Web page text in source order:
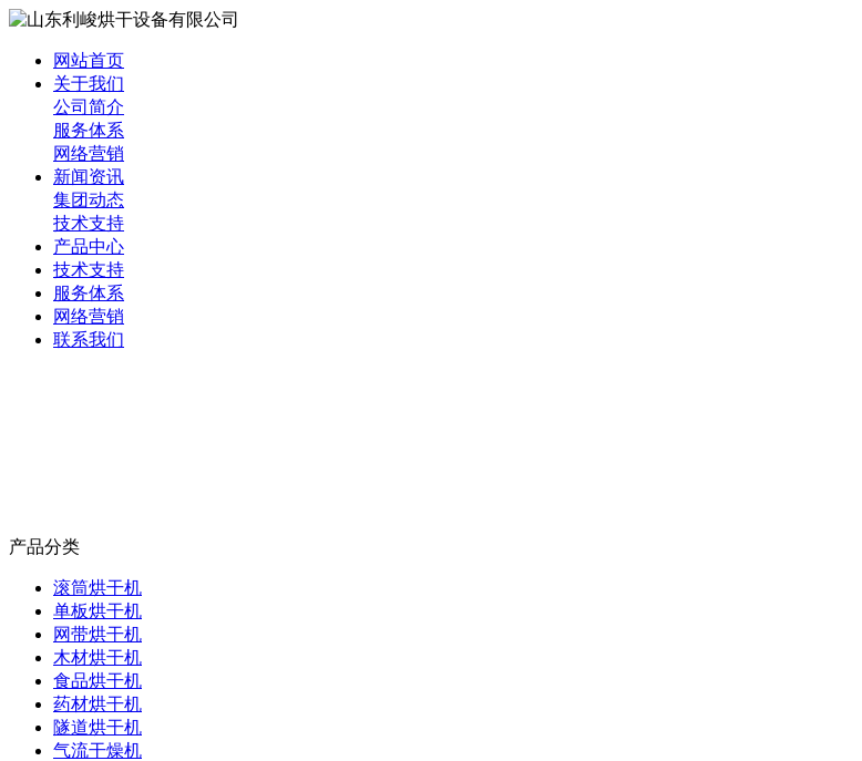
网站首页
关于我们
公司简介
服务体系
网络营销
新闻资讯
集团动态
技术支持
产品中心
技术支持
服务体系
网络营销
联系我们
产品分类
滚筒烘干机
单板烘干机
网带烘干机
木材烘干机
食品烘干机
药材烘干机
隧道烘干机
气流干燥机